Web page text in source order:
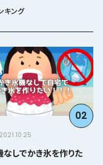
キング
02
2021.10.25
なしでかき氷を作りた